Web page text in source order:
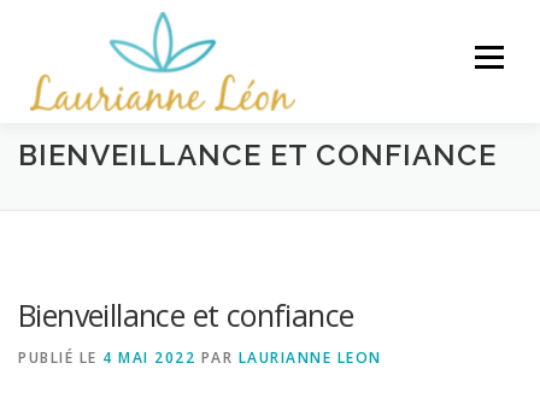
Menu
ACCUEIL ACCOMPAGNEMENTS
BIENVEILLANCE ET CONFIANCE
Bienveillance et confiance
PUBLIÉ LE 4 MAI 2022 PAR LAURIANNE LEON